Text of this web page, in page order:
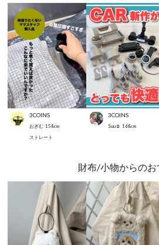
3COINS
おぎむ 158cm
ストレート
3COINS
Suu☺︎ 168cm
財布/小物からのお